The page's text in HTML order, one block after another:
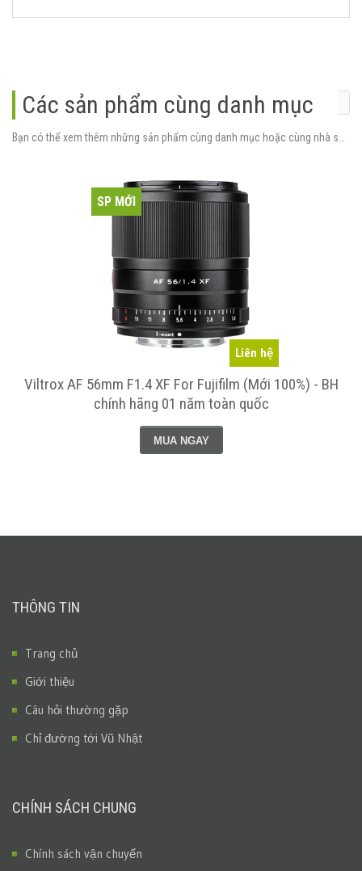
Các sản phẩm cùng danh mục
Liên hệ
SP MỚI
Viltrox AF 56mm F1.4 XF For Fujifilm (Mới 100%) - BH
chính hãng 01 năm toàn quốc
MUA NGAY
THÔNG TIN
Trang chủ
Giới thiệu
Câu hỏi thường gặp
Chỉ đường tới Vũ Nhật
CHÍNH SÁCH CHUNG
Chính sách vận chuyển